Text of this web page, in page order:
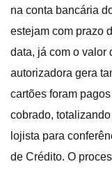
na conta bancária
estejam com prazo
data, já com o valor
autorizadora gera
cartões foram
cobrado,
lojista para
de Crédito. O